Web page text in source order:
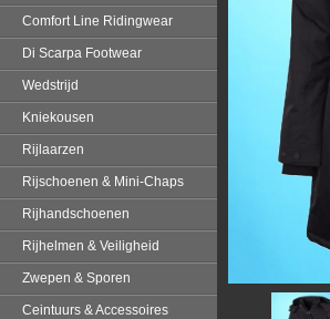
Comfort Line Ridingwear
Di Scarpa Footwear
Wedstrijd
Kniekousen
Rijlaarzen
Rijschoenen & Mini-Chaps
Rijhandschoenen
Rijhelmen & Veiligheid
Zwepen & Sporen
Ceintuurs & Accessoires